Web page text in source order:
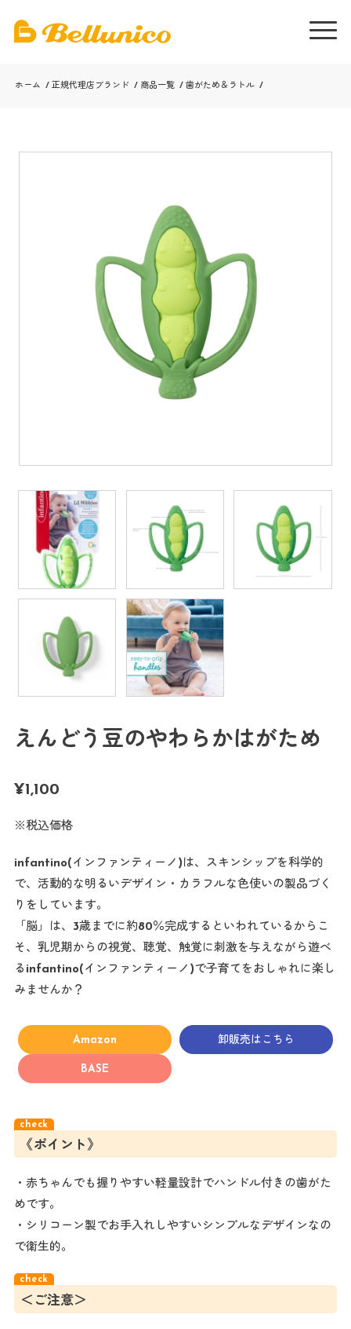
ホーム / 正規代理店ブランド / 商品一覧 / 歯がため＆ラトル /
えんどう豆のやわらかはがため
¥1,100
※税込価格
infantino(インファンティーノ)は、スキンシップを科学的
で、活動的な明るいデザイン・カラフルな色使いの製品づく
りをしています。
「脳」は、3歳までに約80％完成するといわれているからこ
そ、乳児期からの視覚、聴覚、触覚に刺激を与えながら遊べ
るinfantino(インファンティーノ)で子育てをおしゃれに楽し
みませんか？
Amazon 卸販売はこちら
BASE
《ポイント》
・赤ちゃんでも握りやすい軽量設計でハンドル付きの歯がた
めです。
・シリコーン製でお手入れしやすいシンプルなデザインなの
で衛生的。
＜ご注意＞